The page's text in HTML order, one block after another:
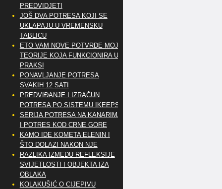
PREDVIDJETI
JOŠ DVA POTRESA KOJI SE
UKLAPAJU U VREMENSKU
TABLICU
ETO VAM NOVE POTVRDE MOJE
TEORIJE KOJA FUNKCIONIRA U
PRAKSI
PONAVLJANJE POTRESA
SVAKIH 12 SATI
PREDVIĐANJE I IZRAČUN
POTRESA PO SISTEMU IKEEPS
SERIJA POTRESA NA KANARIMA
I POTRES KOD CRNE GORE
KAMO IDE KOMETA ELENIN I
ŠTO DOLAZI NAKON NJE
RAZLIKA IZMEĐU REFLEKSIJE
SVIJETLOSTI I OBJEKTA IZA
OBLAKA
KOLAKUŠIĆ O CIJEPIVU